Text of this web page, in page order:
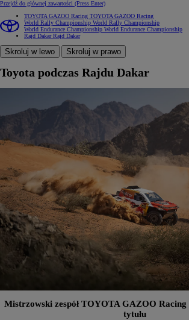
Przejdź do głównej zawartości (Press Enter)
TOYOTA GAZOO Racing TOYOTA GAZOO Racing
World Rally Championship World Rally Championship
World Endurance Championship World Endurance Championship
Rajd DakarRajd Dakar
Skroluj w lewo Skroluj w prawo
Toyota podczas Rajdu Dakar
Mistrzowski zespół TOYOTA GAZOO Racing
tytułu